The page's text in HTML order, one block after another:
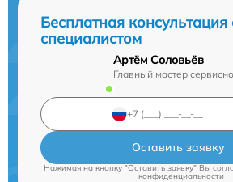
Бесплатная консультация
специалистом
Артём Соловьёв
Главный мастер
Оставить заявку
Нажимая на кнопку "Оставить заявку" Вы
конфиденциальности